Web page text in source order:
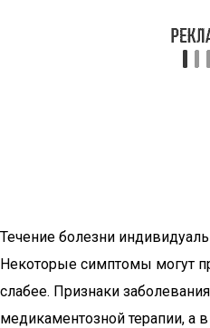
Течение болезни
Некоторые симптомы могут
слабее. Признаки
медикаментозной терапии, а